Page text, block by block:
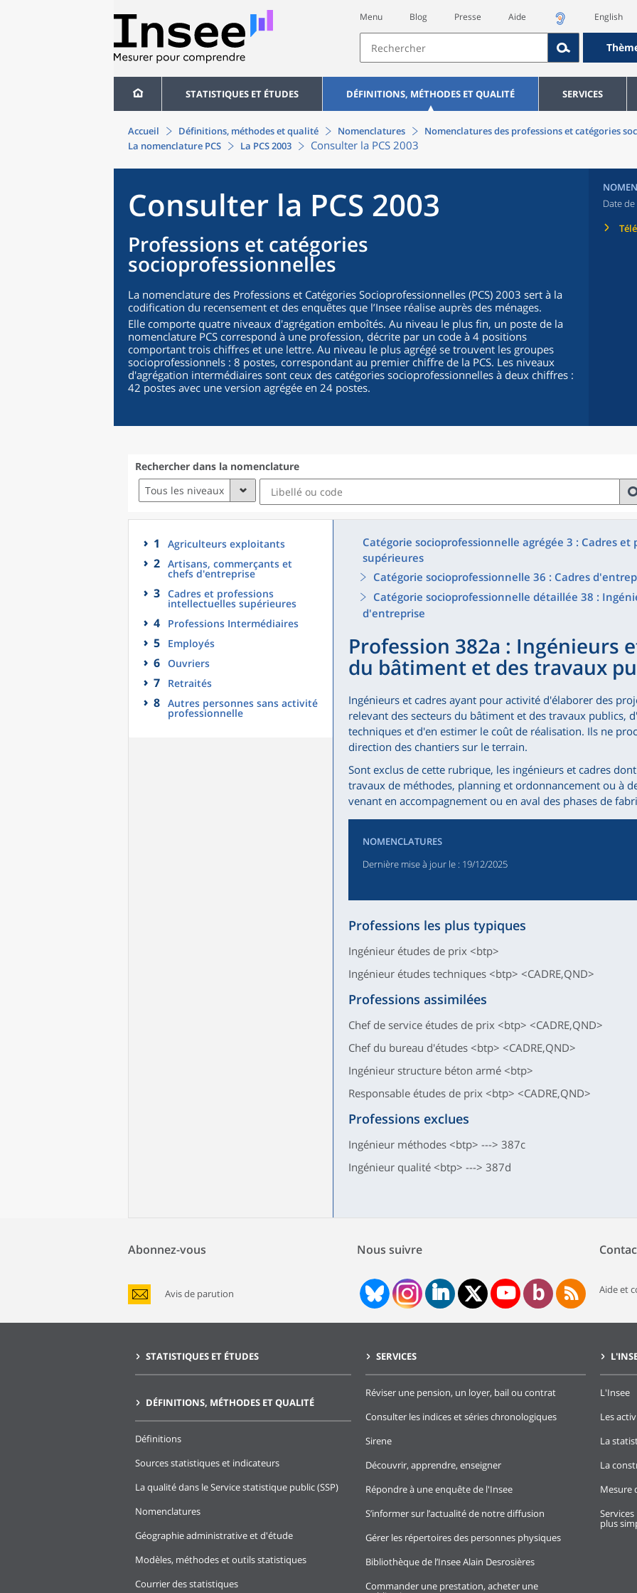
Menu Blog Presse Aide English
STATISTIQUES ET ÉTUDES DÉFINITIONS, MÉTHODES ET QUALITÉ SERVICES
Accueil Définitions, méthodes et qualité Nomenclatures
Nomenclatures des professions et catégories
La nomenclature PCS
La PCS 2003 Consulter la PCS 2003
Consulter la PCS 2003
Professions et catégories
socioprofessionnelles
La nomenclature des Professions et Catégories Socioprofessionnelles (PCS) 2003 sert à la
codification du recensement et des enquêtes que l’Insee réalise auprès des ménages.
Elle comporte quatre niveaux d'agrégation emboîtés. Au niveau le plus fin, un poste de la
nomenclature PCS correspond à une profession, décrite par un code à 4 positions
comportant trois chiffres et une lettre. Au niveau le plus agrégé se trouvent les groupes
socioprofessionnels : 8 postes, correspondant au premier chiffre de la PCS. Les niveaux
d'agrégation intermédiaires sont ceux des catégories socioprofessionnelles à deux chiffres :
42 postes avec une version agrégée en 24 postes.
Date
Rechercher dans la nomenclature
Tous les niveaux
1 Agriculteurs exploitants
2 Artisans, commerçants et
chefs d'entreprise
3 Cadres et professions
intellectuelles supérieures
4 Professions Intermédiaires
5 Employés
6 Ouvriers
7 Retraités
8 Autres personnes sans activité
professionnelle
Catégorie socioprofessionnelle agrégée 3 : Cadres
supérieures
Catégorie socioprofessionnelle 36 : Cadres
Catégorie socioprofessionnelle détaillée 38 :
d'entreprise
Profession 382a : Ingénieurs
du bâtiment et des travaux
Ingénieurs et cadres ayant pour activité d'élaborer des
relevant des secteurs du bâtiment et des travaux publics,
techniques et d'en estimer le coût de réalisation. Ils ne
direction des chantiers sur le terrain.
Sont exclus de cette rubrique, les ingénieurs et cadres
travaux de méthodes, planning et ordonnancement ou à
venant en accompagnement ou en aval des phases de
NOMENCLATURES
Dernière mise à jour le : 19/12/2025
Professions les plus typiques
Ingénieur études de prix <btp>
Ingénieur études techniques <btp> <CADRE,QND>
Professions assimilées
Chef de service études de prix <btp> <CADRE,QND>
Chef du bureau d'études <btp> <CADRE,QND>
Ingénieur structure béton armé <btp>
Responsable études de prix <btp> <CADRE,QND>
Professions exclues
Ingénieur méthodes <btp> ---> 387c
Ingénieur qualité <btp> ---> 387d
Abonnez-vous
Avis de parution
Nous suivre
Aide et
STATISTIQUES ET ÉTUDES
DÉFINITIONS, MÉTHODES ET QUALITÉ
Définitions
Sources statistiques et indicateurs
La qualité dans le Service statistique public (SSP)
Nomenclatures
Géographie administrative et d'étude
Modèles, méthodes et outils statistiques
Courrier des statistiques
SERVICES
Réviser une pension, un loyer, bail ou contrat
Consulter les indices et séries chronologiques
Sirene
Découvrir, apprendre, enseigner
Répondre à une enquête de l'Insee
S’informer sur l’actualité de notre diffusion
Gérer les répertoires des personnes physiques
Bibliothèque de l’Insee Alain Desrosières
Commander une prestation, acheter une
L'Insee
Les
La
La
Mesure
plus